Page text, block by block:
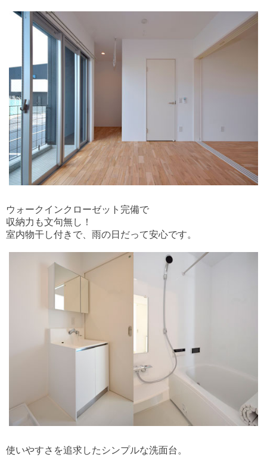
ウォークインクローゼット完備で
収納力も文句無し！
室内物干し付きで、雨の日だって安心です。
使いやすさを追求したシンプルな洗面台。